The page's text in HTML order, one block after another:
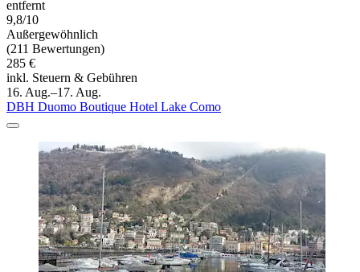
entfernt
9,8/10
Außergewöhnlich
(211 Bewertungen)
285 €
inkl. Steuern & Gebühren
16. Aug.–17. Aug.
DBH Duomo Boutique Hotel Lake Como